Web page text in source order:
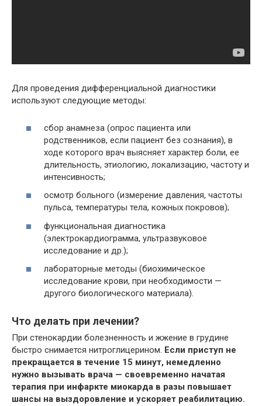
Для проведения дифференциальной диагностики
используют следующие методы:
сбор анамнеза (опрос пациента или
родственников, если пациент без сознания), в
ходе которого врач выясняет характер боли, ее
длительность, этиологию, локализацию, частоту и
интенсивность;
осмотр больного (измерение давления, частоты
пульса, температуры тела, кожных покровов);
функциональная диагностика
(электрокардиограмма, ультразвуковое
исследование и др.);
лабораторные методы (биохимическое
исследование крови, при необходимости —
другого биологического материала).
Что делать при лечении?
При стенокардии болезненность и жжение в грудине
быстро снимается нитроглицерином. Если приступ не
прекращается в течение 15 минут, немедленно
нужно вызывать врача — своевременно начатая
терапия при инфаркте миокарда в разы повышает
шансы на выздоровление и ускоряет реабилитацию.